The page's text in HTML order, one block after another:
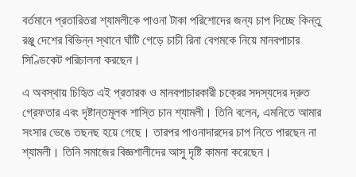
বর্তমানে প্রতারিতরা শ্যামলীকে পাওনা টাকা পরিশোদের জন্য চাপ দিচ্ছে কিন্তু
রঞ্জু দেশের বিভিন্ন স্থানে ঘাঁটি গেড়ে চাচী রিনা বেগমকে নিয়ে মানবপাচার
সিণ্ডিকেট পরিচালনা করছেন।
এ অবস্থায় চিহিৃত এই প্রতারক ও মানবপাচারকারী চক্রের সদস্যদের দ্রুত
গ্রেফতার এবং দৃষ্টান্তমূলক শাস্তি চান শ্যামলী। তিনি বলেন, এমনিতে আমার
সংসার ভেঙে তছনছ হয়ে গেছে। তারপর পাওনাদারদের চাপ নিতে পারছেন না
শ্যামলী। তিনি সমাজের বিজ্ঞশালীদের আসু দৃষ্টি কামনা করেছেন।